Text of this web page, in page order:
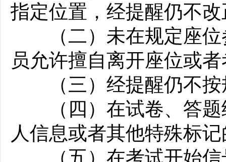
指定位置，经提醒仍不
（二）未在规定座位
员允许擅自离开座位或
（三）经提醒仍不按
（四）在试卷、答题
人信息或者其他特殊标
（五）在考试开始信